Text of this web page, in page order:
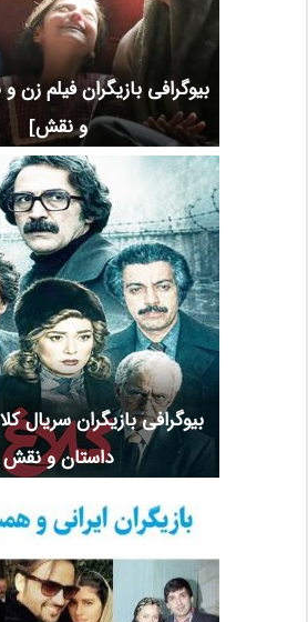
بیوگرافی بازیگران فیلم زن
و نقش]
بیوگرافی بازیگران سریال
داستان و نقش